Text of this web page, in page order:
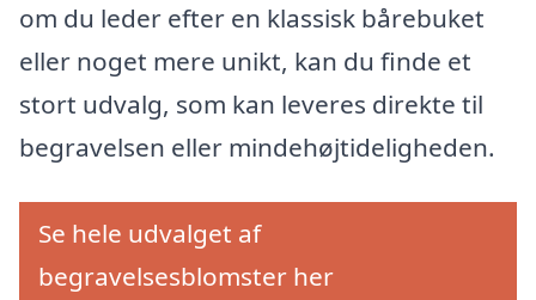
om du leder efter en klassisk bårebuket
eller noget mere unikt, kan du finde et
stort udvalg, som kan leveres direkte til
begravelsen eller mindehøjtideligheden.
Se hele udvalget af
begravelsesblomster her